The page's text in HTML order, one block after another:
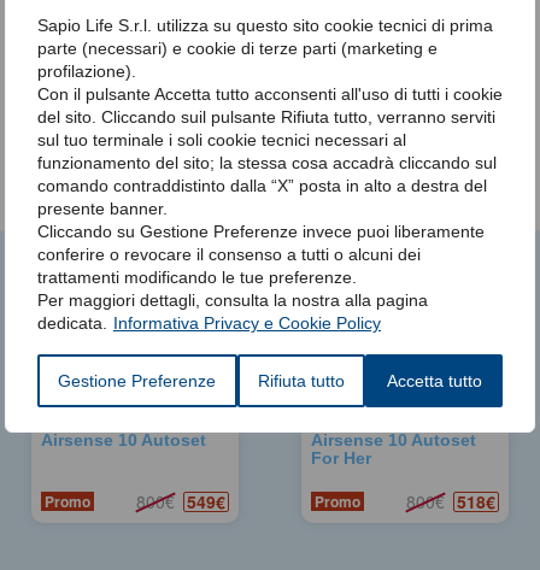
Sapio Life S.r.l. utilizza su questo sito cookie tecnici di prima
parte (necessari) e cookie di terze parti (marketing e
profilazione).
Con il pulsante Accetta tutto acconsenti all'uso di tutti i cookie
del sito. Cliccando suil pulsante Rifiuta tutto, verranno serviti
sul tuo terminale i soli cookie tecnici necessari al
funzionamento del sito; la stessa cosa accadrà cliccando sul
comando contraddistinto dalla “X” posta in alto a destra del
presente banner.
Cliccando su Gestione Preferenze invece puoi liberamente
conferire o revocare il consenso a tutti o alcuni dei
trattamenti modificando le tue preferenze.
Per maggiori dettagli, consulta la nostra alla pagina
dedicata.
Informativa Privacy e Cookie Policy
Gestione Preferenze Rifiuta tutto Accetta tutto
Range di output DC: 24V — 3.75A
Consumo tipico: 53W (57VA)
Consumo massimo: 104W (108VA)
Potrebbero interessarti anche
Airsense 10 Autoset
Promo 800€ 549€
Airsense 10 Autoset
For Her
Promo 800€ 518€